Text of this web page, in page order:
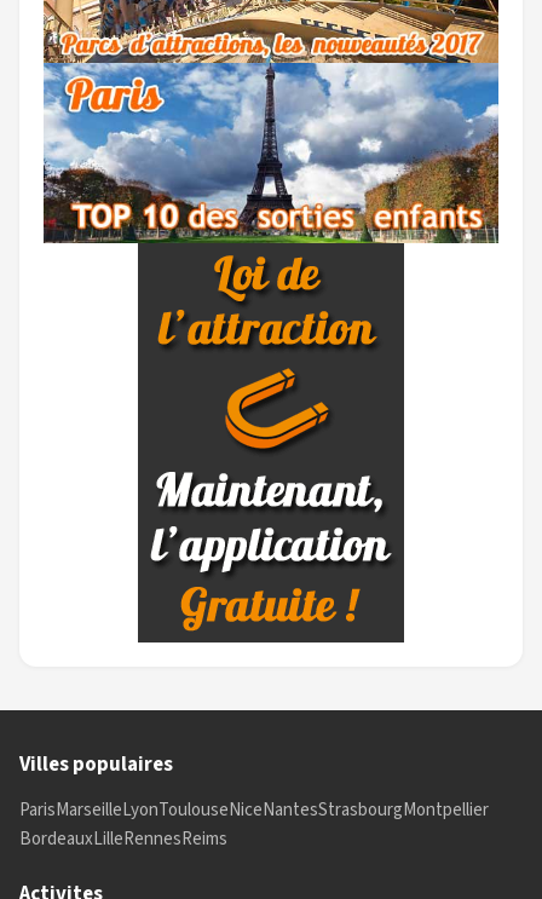
Villes populaires
ParisMarseilleLyonToulouseNiceNantesStrasbourgMontpellier
BordeauxLilleRennesReims